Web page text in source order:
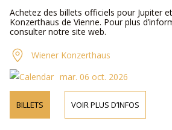
Achetez des billets officiels pour Jupiter
Konzerthaus de Vienne. Pour plus
consulter notre site web.
Wiener Konzerthaus
mar. 06 oct. 2026
BILLETS VOIR PLUS D’INFOS